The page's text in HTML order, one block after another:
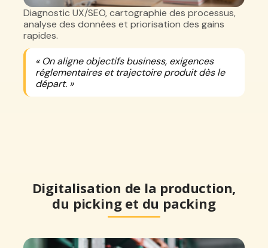
Diagnostic UX/SEO, cartographie des processus,
analyse des données et priorisation des gains
rapides.
« On aligne objectifs business, exigences
réglementaires et trajectoire produit dès le
départ. »
Digitalisation de la production,
du picking et du packing